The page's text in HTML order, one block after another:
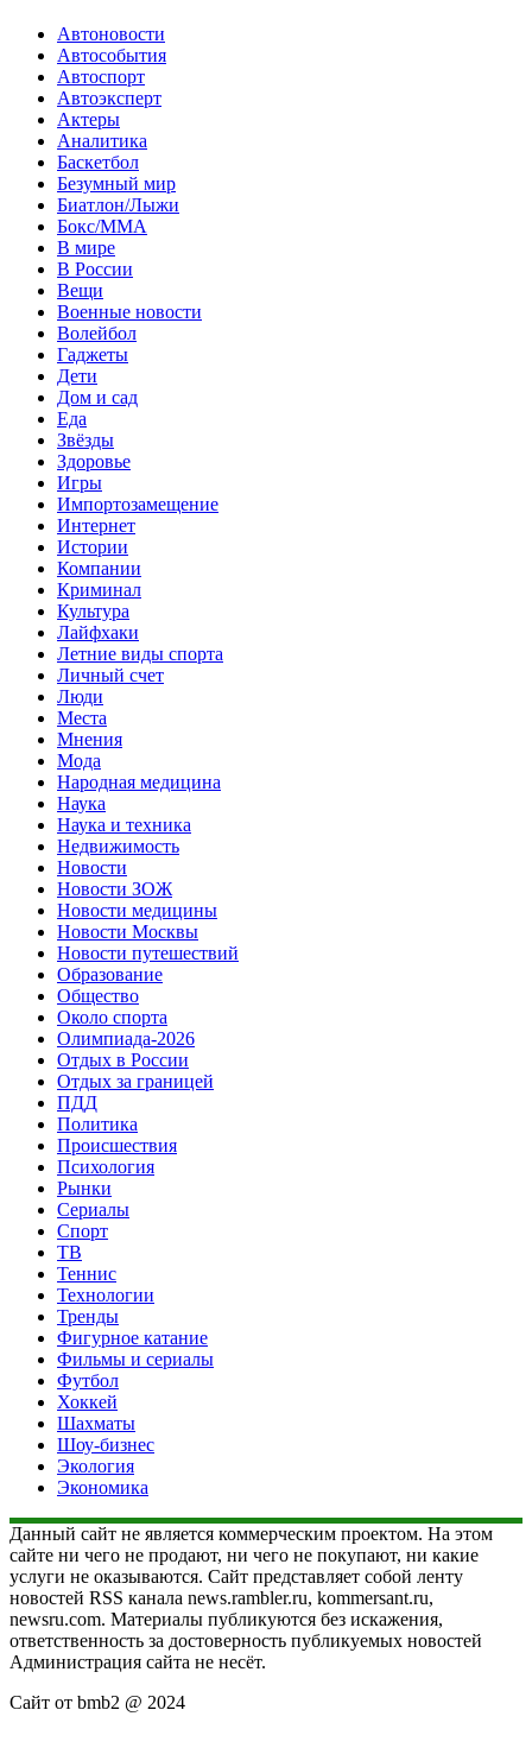
Автоновости
Автособытия
Автоспорт
Автоэксперт
Актеры
Аналитика
Баскетбол
Безумный мир
Биатлон/Лыжи
Бокс/MMA
В мире
В России
Вещи
Военные новости
Волейбол
Гаджеты
Дети
Дом и сад
Еда
Звёзды
Здоровье
Игры
Импортозамещение
Интернет
Истории
Компании
Криминал
Культура
Лайфхаки
Летние виды спорта
Личный счет
Люди
Места
Мнения
Мода
Народная медицина
Наука
Наука и техника
Недвижимость
Новости
Новости ЗОЖ
Новости медицины
Новости Москвы
Новости путешествий
Образование
Общество
Около спорта
Олимпиада-2026
Отдых в России
Отдых за границей
ПДД
Политика
Происшествия
Психология
Рынки
Сериалы
Спорт
ТВ
Теннис
Технологии
Тренды
Фигурное катание
Фильмы и сериалы
Футбол
Хоккей
Шахматы
Шоу-бизнес
Экология
Экономика
Данный сайт не является коммерческим проектом. На этом
сайте ни чего не продают, ни чего не покупают, ни какие
услуги не оказываются. Сайт представляет собой ленту
новостей RSS канала news.rambler.ru, kommersant.ru,
newsru.com. Материалы публикуются без искажения,
ответственность за достоверность публикуемых новостей
Администрация сайта не несёт.
Сайт от bmb2 @ 2024